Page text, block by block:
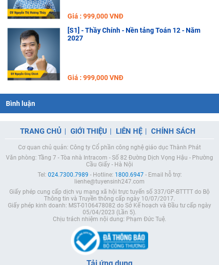
Giá : 999,000 VNĐ
[S1] - Thầy Chính - Nền tảng Toán 12 - Năm
2027
Giá : 999,000 VNĐ
Bình luận
TRANG CHỦ GIỚI THIỆU LIÊN HỆ CHÍNH SÁCH
Cơ quan chủ quản: Công ty Cổ phần công nghệ giáo dục Thành Phát
Văn phòng: Tầng 7 - Tòa nhà Intracom - Số 82 Đường Dịch Vọng Hậu - Phường
Cầu Giấy - Hà Nội
Tel: 024.7300.7989 - Hotline: 1800.6947- Email hỗ trợ:
lienhe@tuyensinh247.com
Giấy phép cung cấp dịch vụ mạng xã hội trực tuyến số 337/GP-BTTTT do Bộ
Thông tin và Truyền thông cấp ngày 10/07/2017.
Giấy phép kinh doanh: MST-0106478082 do Sở Kế hoạch và Đầu tư cấp ngày
05/04/2023 (Lần 5).
Chịu trách nhiệm nội dung: Phạm Đức Tuệ.